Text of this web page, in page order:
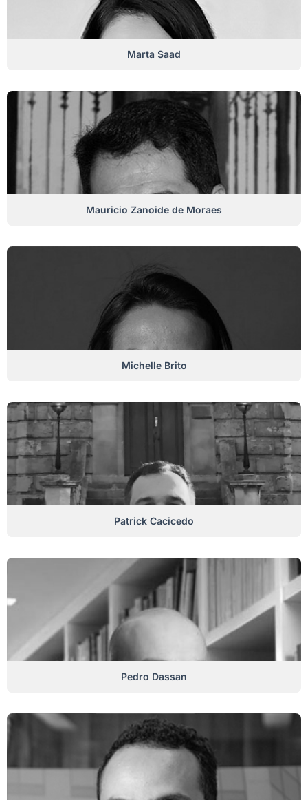
Marta Saad
Mauricio Zanoide de Moraes
Michelle Brito
Patrick Cacicedo
Pedro Dassan